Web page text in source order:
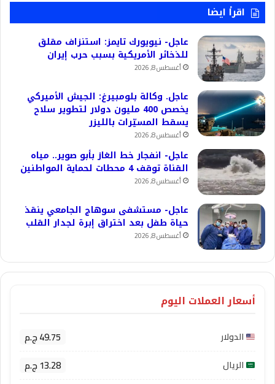
اقرأ ايضا
عاجل- نيويورك تايمز: استنزاف مقلق
للذخائر الأمريكية بسبب حرب إيران
أغسطس 8, 2026
عاجل. وكالة بلومبيرغ: الجيش الأميركي
يخصص 400 مليون دولار لتطوير سلاح
يسقط المسيّرات بالليزر
أغسطس 8, 2026
عاجل- انفجار خط الغاز بأبو صوير.. مياه
القناة توقف 4 محطات لحماية المواطنين
أغسطس 8, 2026
عاجل- مستشفى سوهاج الجامعي ينقذ
حياة طفل بعد اختراق إبرة لجدار القلب
أغسطس 8, 2026
أسعار العملات اليوم
الدولار 49.75 ج.م
الريال 13.28 ج.م